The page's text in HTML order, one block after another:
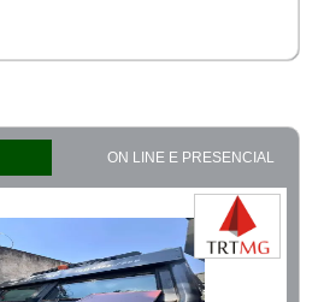
ON LINE E PRESENCIAL